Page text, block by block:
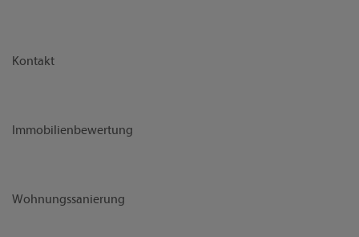
Kontakt
Immobilienbewertung
Wohnungssanierung